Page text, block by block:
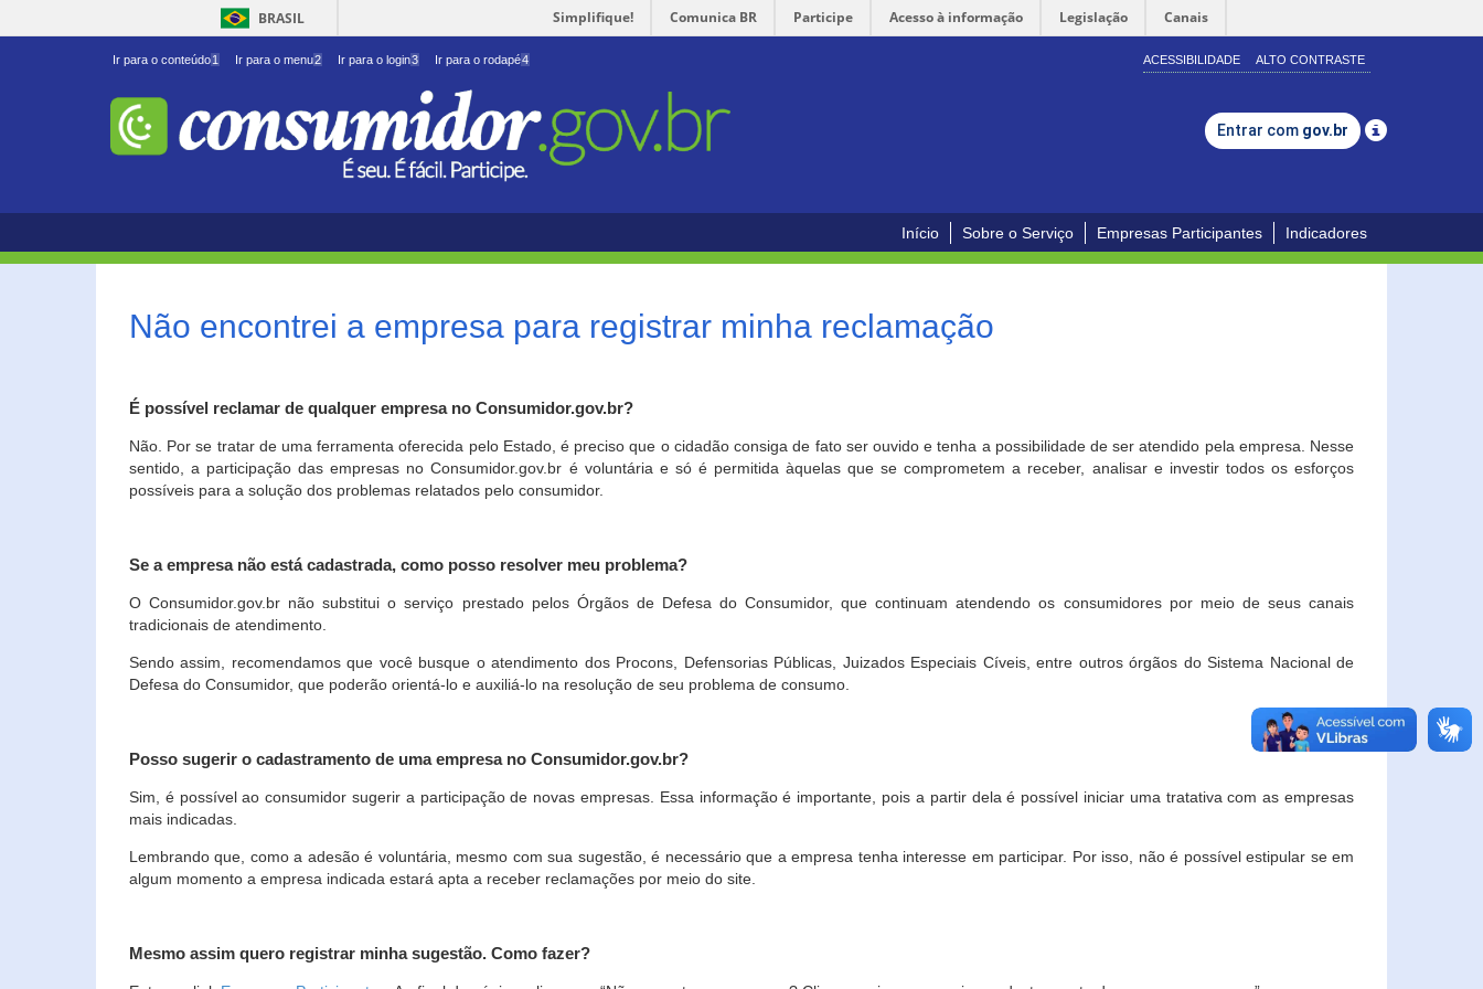
BRASIL Simplifique! Comunica BR Participe Acesso à informação Legislação Canais
Ir para o conteúdo1 Ir para o menu2 Ir para o login3 Ir para o rodapé4 ACESSIBILIDADE ALTO CONTRASTE
Entrar com gov.br
Início Sobre o Serviço Empresas Participantes Indicadores
Não encontrei a empresa para registrar minha reclamação
É possível reclamar de qualquer empresa no Consumidor.gov.br?
Não. Por se tratar de uma ferramenta oferecida pelo Estado, é preciso que o cidadão consiga de fato ser ouvido e tenha a possibilidade de ser atendido pela empresa. Nesse
sentido, a participação das empresas no Consumidor.gov.br é voluntária e só é permitida àquelas que se comprometem a receber, analisar e investir todos os esforços
possíveis para a solução dos problemas relatados pelo consumidor.
Se a empresa não está cadastrada, como posso resolver meu problema?
O Consumidor.gov.br não substitui o serviço prestado pelos Órgãos de Defesa do Consumidor, que continuam atendendo os consumidores por meio de seus canais
tradicionais de atendimento.
Sendo assim, recomendamos que você busque o atendimento dos Procons, Defensorias Públicas, Juizados Especiais Cíveis, entre outros órgãos do Sistema Nacional de
Defesa do Consumidor, que poderão orientá-lo e auxiliá-lo na resolução de seu problema de consumo.
Posso sugerir o cadastramento de uma empresa no Consumidor.gov.br?
Sim, é possível ao consumidor sugerir a participação de novas empresas. Essa informação é importante, pois a partir dela é possível iniciar uma tratativa com as empresas
mais indicadas.
Lembrando que, como a adesão é voluntária, mesmo com sua sugestão, é necessário que a empresa tenha interesse em participar. Por isso, não é possível estipular se em
algum momento a empresa indicada estará apta a receber reclamações por meio do site.
Mesmo assim quero registrar minha sugestão. Como fazer?